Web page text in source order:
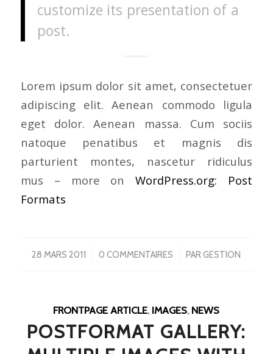
customize its presentation of a
post.
Lorem ipsum dolor sit amet, consectetuer
adipiscing elit. Aenean commodo ligula
eget dolor. Aenean massa. Cum sociis
natoque penatibus et magnis dis
parturient montes, nascetur ridiculus
mus – more onWordPress.org: Post
Formats
28 MARS 2011
/ 0 COMMENTAIRES
/ PARGESTION
FRONTPAGE ARTICLE, IMAGES, NEWS
POSTFORMAT GALLERY: